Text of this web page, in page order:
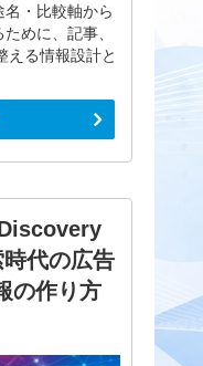
・比較軸から
めに、記事、
える情報設計と
代の広告
の作り方